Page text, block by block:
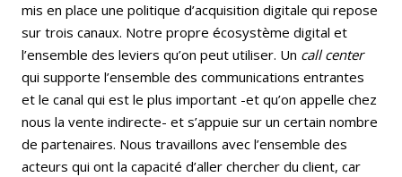
mis en place une politique d’acquisition digitale qui repose
sur trois canaux. Notre propre écosystème digital et
l’ensemble des leviers qu’on peut utiliser. Un call center
qui supporte l’ensemble des communications entrantes
et le canal qui est le plus important -et qu’on appelle chez
nous la vente indirecte- et s’appuie sur un certain nombre
de partenaires. Nous travaillons avec l’ensemble des
acteurs qui ont la capacité d’aller chercher du client, car